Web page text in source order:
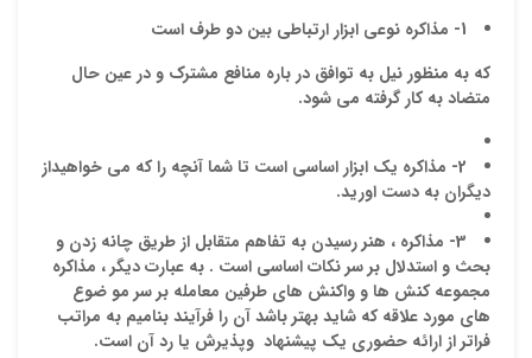
1- مذاکره نوعی ابزار ارتباطی بین دو طرف است
که به منظور نیل به توافق در باره منافع مشترک و در عین حال
متضاد به کار گرفته می شود.
2- مذاکره یک ابزار اساسی است تا شما آنچه را که می خواهیداز
دیگران به دست اورید.
3- مذاكره ، هنر رسيدن به تفاهم متقابل از طريق چانه زدن و
بحث و استدلال بر سر نكات اساسي است . به عبارت ديگر ، مذاكره
مجموعه كنش ها و واكنش هاي طرفين معامله بر سر مو ضوع
هاي مورد علاقه كه شايد بهتر باشد آن را فرآيند بناميم به مراتب
فراتر از ارائه حضوري يك پيشنهاد وپذيرش يا رد آن است.